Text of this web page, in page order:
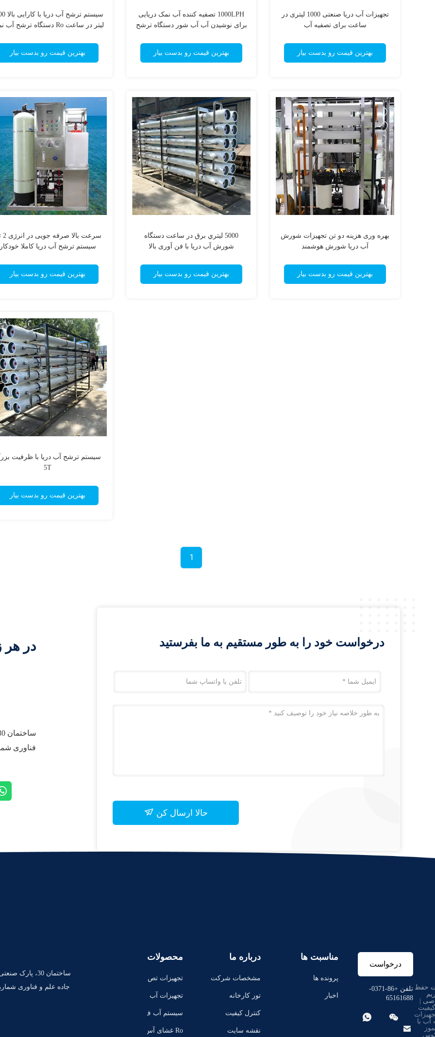
سیستم ترشح
لیتر در ساعت Ro دستگاه ترشح آب نمک
بهترین قیمت رو بدست بیار
1000LPH تصفیه کننده آب نمک دریایی
برای نوشیدن آب آب شور دستگاه ترشح
بهترین قیمت رو بدست بیار
تجهیزات آب دریا صنعتی 1000 لیتری در
ساعت برای تصفیه آب
بهترین قیمت رو بدست بیار
سیستم ترشح آب دریا کاملا
بهترین قیمت رو بدست بیار
5000 ليتري برق در ساعت دستگاه
شورش آب دريا با فن آوری بالا
بهترین قیمت رو بدست بیار
بهره وری هزینه دو تن تجهیزات شورش
آب دریا شورش هوشمند
بهترین قیمت رو بدست بیار
سیستم ترشح آب دریا با ظرفیت
5T
بهترین قیمت رو بدست بیار
1
در هر
فناوری شماره 1، 2، شینگ یانگ، ژنگ
درخواست خود را به طور مستقیم به ما بفرستید
حالا ارسال کن
ساختمان 30،
محصولات
تجهیزات تص
فیه آب با آس
تجهیزات آب
سیستم آب ف
وق خالص E
Ro غشای آس
درباره ما
مشخصات شرکت
تور کارخانه
کنترل کیفیت
نقشه سایت
مناسبت ها
پرونده ها
اخبار
درخواست
نقل قولتلفن +86-0371-
65161688



حفظ
آب با